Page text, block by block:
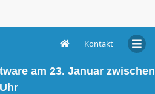
Kontakt
am 23. Januar zwischen